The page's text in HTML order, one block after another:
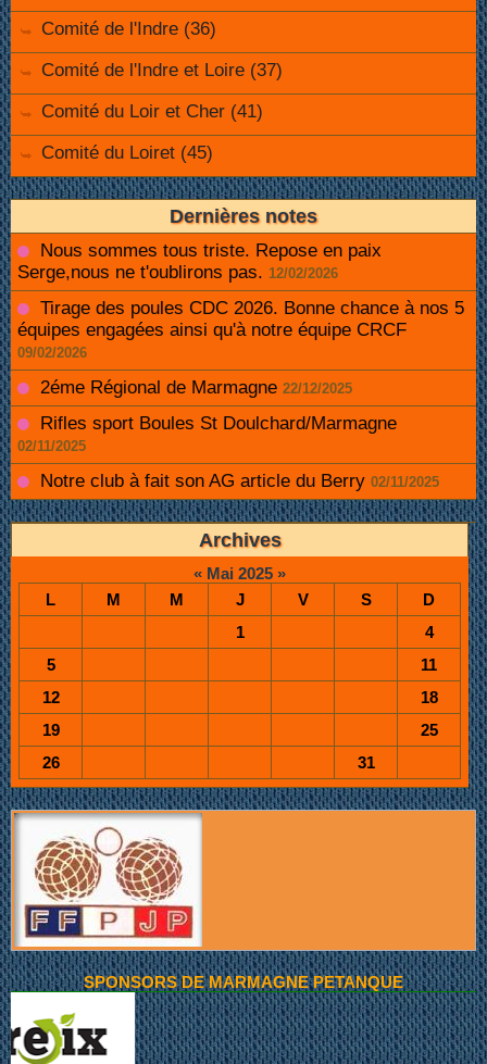
Comité de l'Indre (36)
Comité de l'Indre et Loire (37)
Comité du Loir et Cher (41)
Comité du Loiret (45)
Dernières notes
Nous sommes tous triste. Repose en paix
Serge,nous ne t'oublirons pas. 12/02/2026
Tirage des poules CDC 2026. Bonne chance à nos 5
équipes engagées ainsi qu'à notre équipe CRCF
09/02/2026
2éme Régional de Marmagne 22/12/2025
Rifles sport Boules St Doulchard/Marmagne
02/11/2025
Notre club à fait son AG article du Berry 02/11/2025
Archives
« Mai 2025 »
L
M M J V S
D
1
4
5
11
12
18
19
25
26
31
SPONSORS DE MARMAGNE PETANQUE